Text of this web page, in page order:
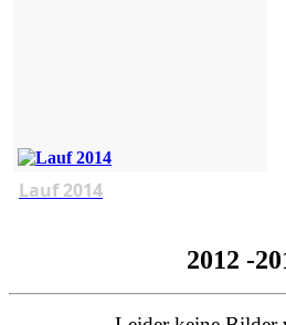
Lauf 2014
2012 -